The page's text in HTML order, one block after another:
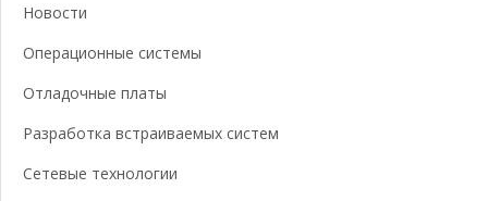
Новости
Операционные системы
Отладочные платы
Разработка встраиваемых систем
Сетевые технологии